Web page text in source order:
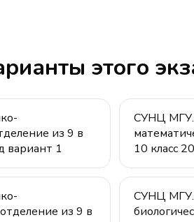
этого
из 9 в
вариант 1
СУНЦ
10 класс
из 9 в
СУНЦ